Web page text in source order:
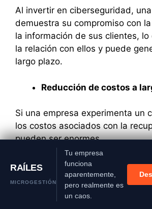
Al invertir en ciberseguridad,
demuestra su compromiso con
la información de sus clientes,
la relación con ellos y puede
largo plazo.
Reducción de costos a
Si una empresa experimenta un
los costos asociados con la
pueden ser enormes.
Estos costos incluyen:
La investigación forense.
La reparación de sistemas.
RAÍLES
MICROGESTIÓN
Tu empresa
funciona
aparentemente,
pero realmente es
un caos.
Si continúas utilizando
sitio aceptas el uso de
cookies.más
Aceptar